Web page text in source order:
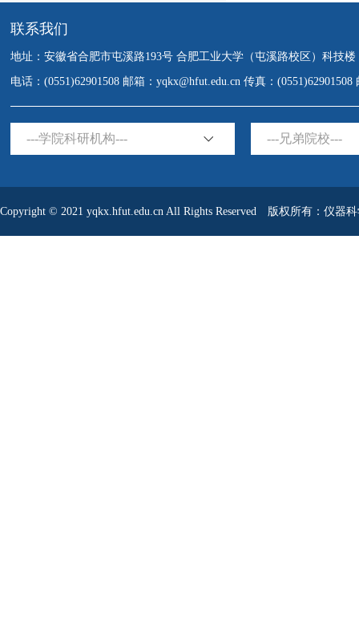
联系我们
地址：安徽省合肥市屯溪路193号 合肥工业大学（屯溪路校区）科技楼
电话：(0551)62901508 邮箱：yqkx@hfut.edu.cn 传真：(0551)62901508
---学院科研机构--- ---兄弟院校---
Copyright © 2021 yqkx.hfut.edu.cn All Rights Reserved 版权所有：仪器